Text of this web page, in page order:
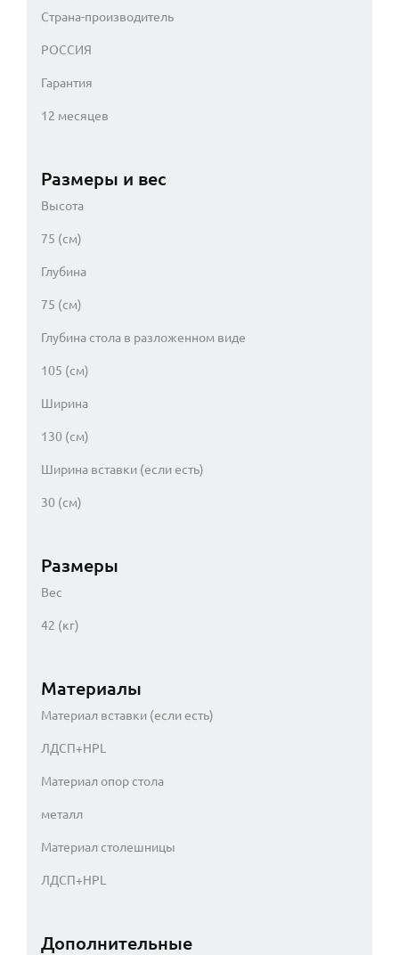
Страна-производитель
РОССИЯ
Гарантия
12 месяцев
Размеры и вес
Высота
75 (см)
Глубина
75 (см)
Глубина стола в разложенном виде
105 (см)
Ширина
130 (см)
Ширина вставки (если есть)
30 (см)
Размеры
Вес
42 (кг)
Материалы
Материал вставки (если есть)
ЛДСП+HPL
Материал опор стола
металл
Материал столешницы
ЛДСП+HPL
Дополнительные